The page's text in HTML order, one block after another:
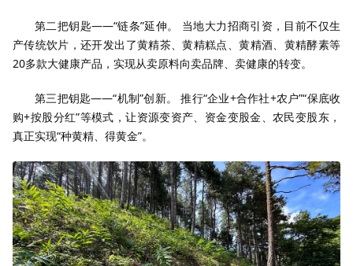
第二把钥匙——“链条”延伸。 当地大力招商引资，目前不仅生
产传统饮片，还开发出了黄精茶、黄精糕点、黄精酒、黄精酵素等
20多款大健康产品，实现从卖原料向卖品牌、卖健康的转变。
第三把钥匙——“机制”创新。 推行“企业+合作社+农户”“保底收
购+按股分红”等模式，让资源变资产、资金变股金、农民变股东，
真正实现“种黄精、得黄金”。